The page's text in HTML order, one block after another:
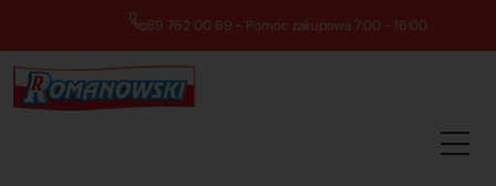
89 762 00 69 - Pomoc zakupowa 7:00 - 16:00